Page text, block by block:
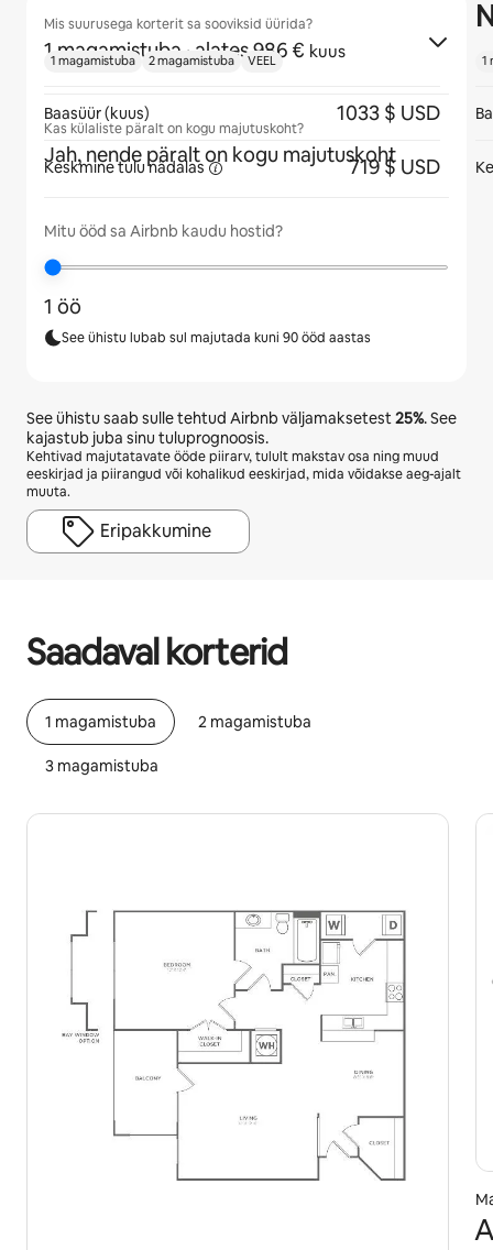
Mis suurusega korterit sa sooviksid üürida?
1 magamistuba · alates 986 € kuus
Kas külaliste päralt on kogu majutuskoht?
Jah, nende päralt on kogu majutuskoht
Mitu ööd sa Airbnb kaudu hostid?
1 öö
See ühistu lubab sul majutada kuni 90 ööd aastas
See ühistu saab sulle tehtud Airbnb väljamaksetest25%. See
kajastub juba sinu tuluprognoosis.
Kehtivad majutatavate ööde piirarv, tulult makstav osa ning muud
eeskirjad ja piirangud või kohalikud eeskirjad, mida võidakse aeg-ajalt
muuta.
Eripakkumine
Saadaval korterid
1 magamistuba 2 magamistuba
3 magamistuba
1 magamistuba 2 magamistuba VEEL
Baasüür (kuus) 1033 $ USD
Keskmine tulu nädalas 719 $ USD
1